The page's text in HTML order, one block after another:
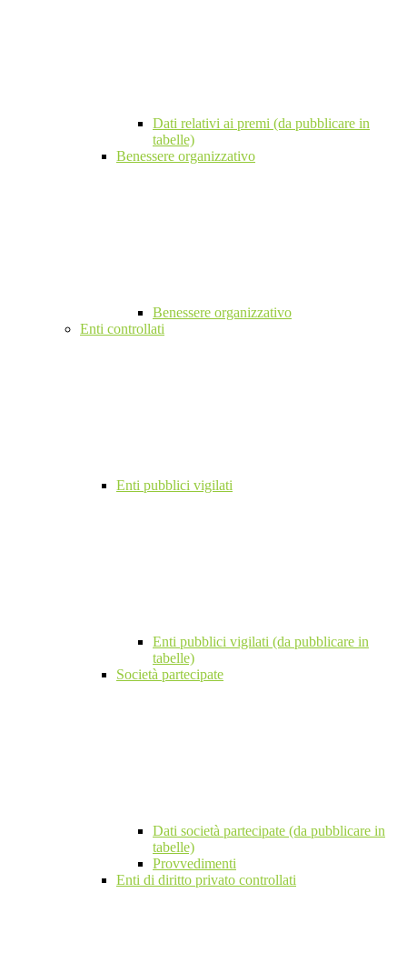
Dati relativi ai premi (da pubblicare in
tabelle)
Benessere organizzativo
Benessere organizzativo
Enti controllati
Enti pubblici vigilati
Enti pubblici vigilati (da pubblicare in
tabelle)
Società partecipate
Dati società partecipate (da pubblicare in
tabelle)
Provvedimenti
Enti di diritto privato controllati